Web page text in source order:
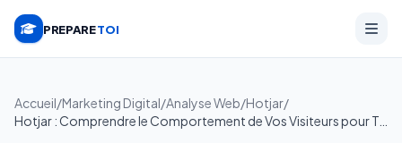
PREPARETOI
Accueil/Marketing Digital/Analyse Web/Hotjar/